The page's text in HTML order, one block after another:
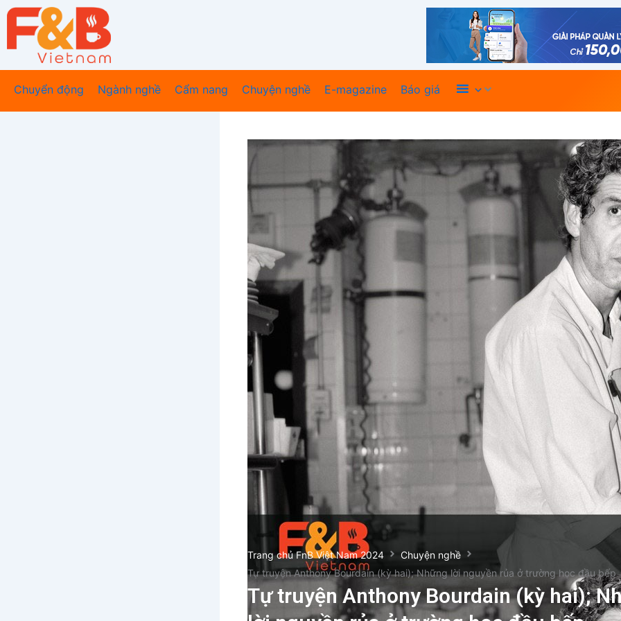
Nhảy
Chuyển động
Ngành nghề Cẩm nang Chuyện nghề E-magazine Báo giá Xem thêm
Trang chủ FnB Việt Nam 2024
Chuyện nghề
Tự truyện Anthony Bourdain (kỳ hai); Những lời nguyền rủa ở trường học đầu bếp
Tự truyện Anthony Bourdain (kỳ hai);